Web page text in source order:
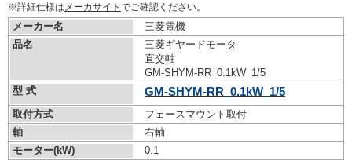
※詳細仕様は メーカサイト でご確認ください。
メーカー名
三菱電機
品名
三菱ギヤードモータ
直交軸
GM-SHYM-RR_0.1kW_1/5
型 式
GM-SHYM-RR_0.1kW_1/5
取付方式
フェースマウント取付
軸
右軸
モーター(kW)
0.1